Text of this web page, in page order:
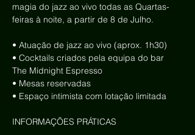
magia do jazz ao vivo todas as Quartas-
feiras à noite, a partir de 8 de Julho.
• Atuação de jazz ao vivo (aprox. 1h30)
• Cocktails criados pela equipa do bar
The Midnight Espresso
• Mesas reservadas
• Espaço intimista com lotação limitada
INFORMAÇÕES PRÁTICAS